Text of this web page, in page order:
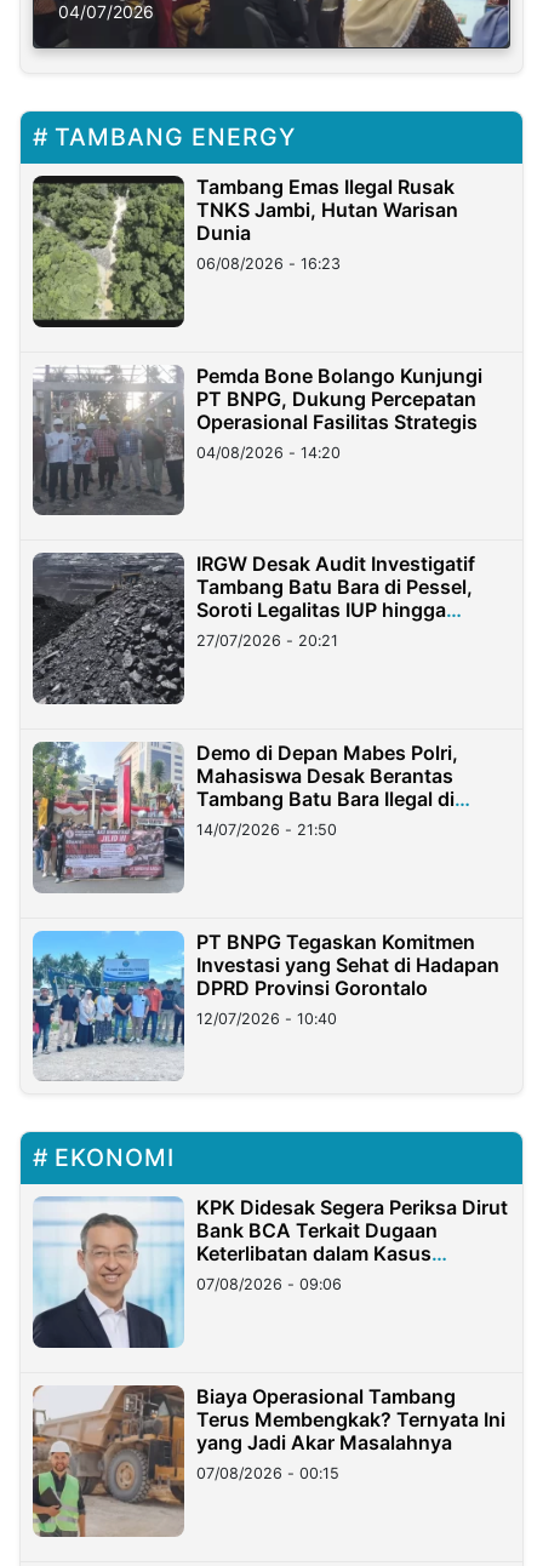
Solusi Krisis Iklim
04/07/2026
TAMBANG ENERGY
Tambang Emas Ilegal Rusak
TNKS Jambi, Hutan Warisan
Dunia
06/08/2026 - 16:23
Pemda Bone Bolango Kunjungi
PT BNPG, Dukung Percepatan
Operasional Fasilitas Strategis
04/08/2026 - 14:20
IRGW Desak Audit Investigatif
Tambang Batu Bara di Pessel,
Soroti Legalitas IUP hingga
Stockpile
27/07/2026 - 20:21
Demo di Depan Mabes Polri,
Mahasiswa Desak Berantas
Tambang Batu Bara Ilegal di
Lampung
14/07/2026 - 21:50
PT BNPG Tegaskan Komitmen
Investasi yang Sehat di Hadapan
DPRD Provinsi Gorontalo
12/07/2026 - 10:40
EKONOMI
KPK Didesak Segera Periksa Dirut
Bank BCA Terkait Dugaan
Keterlibatan dalam Kasus
Hilangnya Dana Nasabah Rp2,58
Miliar
07/08/2026 - 09:06
Biaya Operasional Tambang
Terus Membengkak? Ternyata Ini
yang Jadi Akar Masalahnya
07/08/2026 - 00:15